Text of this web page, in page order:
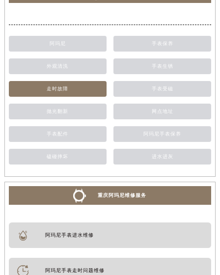
阿玛尼 手表保养
外观清洗 手表生锈
走时故障 手表受磁
抛光翻新 网点地址
手表配件 阿玛尼手表保养
磕碰摔坏 进水进灰
重庆阿玛尼维修服务
阿玛尼手表进水维修
阿玛尼手表走时问题维修